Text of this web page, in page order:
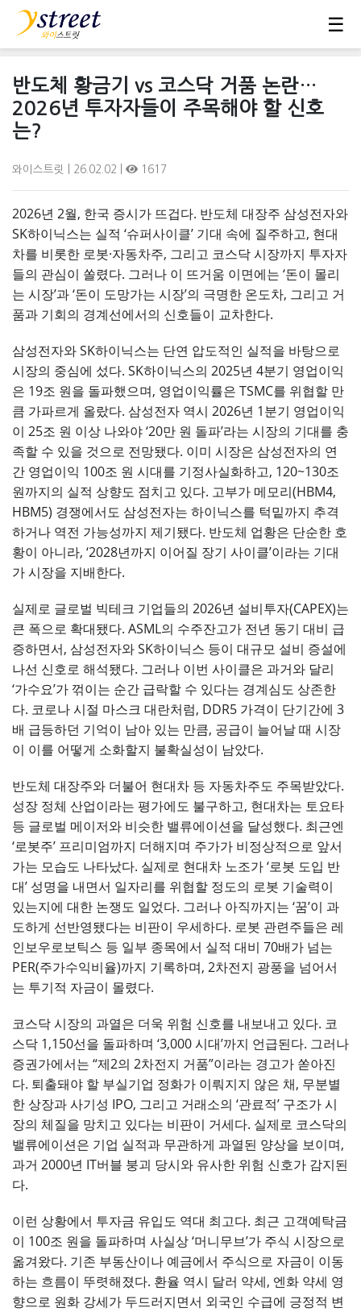
☰
반도체 황금기 vs 코스닥 거품 논란…
2026년 투자자들이 주목해야 할 신호
는?
와이스트릿 | 26.02.02 | 1617
2026년 2월, 한국 증시가 뜨겁다. 반도체 대장주 삼성전자와
SK하이닉스는 실적 ‘슈퍼사이클’ 기대 속에 질주하고, 현대
차를 비롯한 로봇·자동차주, 그리고 코스닥 시장까지 투자자
들의 관심이 쏠렸다. 그러나 이 뜨거움 이면에는 ‘돈이 몰리
는 시장’과 ‘돈이 도망가는 시장’의 극명한 온도차, 그리고 거
품과 기회의 경계선에서의 신호들이 교차한다.
삼성전자와 SK하이닉스는 단연 압도적인 실적을 바탕으로
시장의 중심에 섰다. SK하이닉스의 2025년 4분기 영업이익
은 19조 원을 돌파했으며, 영업이익률은 TSMC를 위협할 만
큼 가파르게 올랐다. 삼성전자 역시 2026년 1분기 영업이익
이 25조 원 이상 나와야 ‘20만 원 돌파’라는 시장의 기대를 충
족할 수 있을 것으로 전망됐다. 이미 시장은 삼성전자의 연
간 영업이익 100조 원 시대를 기정사실화하고, 120~130조
원까지의 실적 상향도 점치고 있다. 고부가 메모리(HBM4,
HBM5) 경쟁에서도 삼성전자는 하이닉스를 턱밑까지 추격
하거나 역전 가능성까지 제기됐다. 반도체 업황은 단순한 호
황이 아니라, ‘2028년까지 이어질 장기 사이클’이라는 기대
가 시장을 지배한다.
실제로 글로벌 빅테크 기업들의 2026년 설비투자(CAPEX)는
큰 폭으로 확대됐다. ASML의 수주잔고가 전년 동기 대비 급
증하면서, 삼성전자와 SK하이닉스 등이 대규모 설비 증설에
나선 신호로 해석됐다. 그러나 이번 사이클은 과거와 달리
‘가수요’가 꺾이는 순간 급락할 수 있다는 경계심도 상존한
다. 코로나 시절 마스크 대란처럼, DDR5 가격이 단기간에 3
배 급등하던 기억이 남아 있는 만큼, 공급이 늘어날 때 시장
이 이를 어떻게 소화할지 불확실성이 남았다.
반도체 대장주와 더불어 현대차 등 자동차주도 주목받았다.
성장 정체 산업이라는 평가에도 불구하고, 현대차는 토요타
등 글로벌 메이저와 비슷한 밸류에이션을 달성했다. 최근엔
‘로봇주’ 프리미엄까지 더해지며 주가가 비정상적으로 앞서
가는 모습도 나타났다. 실제로 현대차 노조가 ‘로봇 도입 반
대’ 성명을 내면서 일자리를 위협할 정도의 로봇 기술력이
있는지에 대한 논쟁도 일었다. 그러나 아직까지는 ‘꿈’이 과
도하게 선반영됐다는 비판이 우세하다. 로봇 관련주들은 레
인보우로보틱스 등 일부 종목에서 실적 대비 70배가 넘는
PER(주가수익비율)까지 기록하며, 2차전지 광풍을 넘어서
는 투기적 자금이 몰렸다.
코스닥 시장의 과열은 더욱 위험 신호를 내보내고 있다. 코
스닥 1,150선을 돌파하며 ‘3,000 시대’까지 언급된다. 그러나
증권가에서는 “제2의 2차전지 거품”이라는 경고가 쏟아진
다. 퇴출돼야 할 부실기업 정화가 이뤄지지 않은 채, 무분별
한 상장과 사기성 IPO, 그리고 거래소의 ‘관료적’ 구조가 시
장의 체질을 망치고 있다는 비판이 거세다. 실제로 코스닥의
밸류에이션은 기업 실적과 무관하게 과열된 양상을 보이며,
과거 2000년 IT버블 붕괴 당시와 유사한 위험 신호가 감지된
다.
이런 상황에서 투자금 유입도 역대 최고다. 최근 고객예탁금
이 100조 원을 돌파하며 사실상 ‘머니무브’가 주식 시장으로
옮겨왔다. 기존 부동산이나 예금에서 주식으로 자금이 이동
하는 흐름이 뚜렷해졌다. 환율 역시 달러 약세, 엔화 약세 영
향으로 원화 강세가 두드러지면서 외국인 수급에 긍정적 변